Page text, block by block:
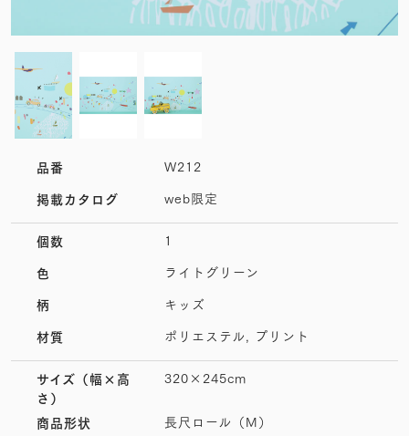
品番 W212
掲載カタログ web限定
個数 1
色 ライトグリーン
柄 キッズ
材質 ポリエステル, プリント
サイズ （幅×高
さ）
320×245cm
商品形状 長尺ロール（M）